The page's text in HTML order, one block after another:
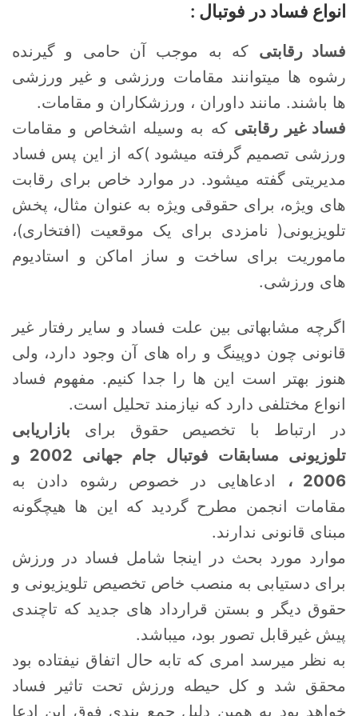
انواع فساد در فوتبال :
فساد رقابتی که به موجب آن حامی و گیرنده
رشوه ها میتوانند مقامات ورزشی و غیر ورزشی
ها باشند. مانند داوران ، ورزشکاران و مقامات.
فساد غیر رقابتی که به وسیله اشخاص و مقامات
ورزشی تصمیم گرفته میشود )که از این پس فساد
مدیریتی گفته میشود. در موارد خاص برای رقابت
های ویژه، برای حقوقی ویژه به عنوان مثال، پخش
تلویزیونی( نامزدی برای یک موقعیت (افتخاری)،
ماموریت برای ساخت و ساز اماکن و استادیوم
های ورزشی.
اگرچه مشابهاتی بین علت فساد و سایر رفتار غیر
قانونی چون دوپینگ و راه های آن وجود دارد، ولی
هنوز بهتر است این ها را جدا کنیم. مفهوم فساد
انواع مختلفی دارد که نیازمند تحلیل است.
در ارتباط با تخصیص حقوق برای بازاریابی
تلوزیونی مسابقات فوتبال جام جهانی 2002 و
2006 ،
ادعاهایی در خصوص رشوه دادن به
مقامات انجمن مطرح گردید که این ها هیچگونه
مبنای قانونی ندارند.
موارد مورد بحث در اینجا شامل فساد در ورزش
برای دستیابی به منصب خاص تخصیص تلویزیونی و
حقوق دیگر و بستن قرارداد های جدید که تاچندی
پیش غیرقابل تصور بود، میباشد.
به نظر میرسد امری که تابه حال اتفاق نیفتاده بود
محقق شد و کل حیطه ورزش تحت تاثیر فساد
خواهد بود به همین دلیل جمع بندی فوق این ادعا